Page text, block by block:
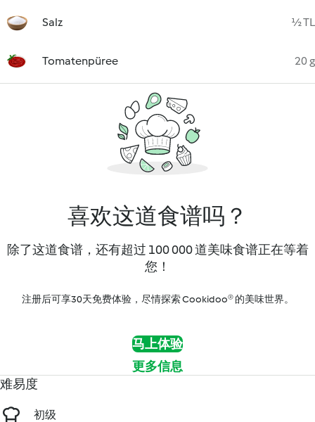
Salz ½ TL
Tomatenpüree 20 g
喜欢这道食谱吗？
除了这道食谱，还有超过 100 000 道美味食谱正在等着
您！
注册后可享30天免费体验，尽情探索 Cookidoo® 的美味世界。
马上体验
更多信息
难易度
初级